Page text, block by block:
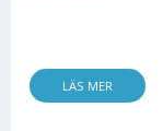
LÄS MER